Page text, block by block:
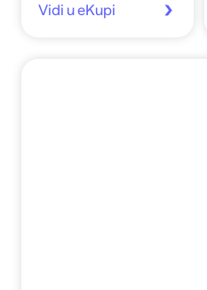
Vidi u eKupi